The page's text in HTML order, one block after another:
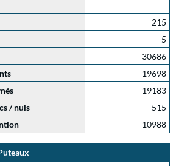
215
5
30686
19698
19183
/ nuls
515
10988